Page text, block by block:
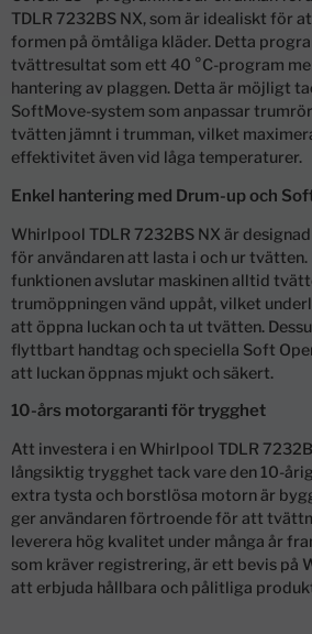
TDLR 7232BS NX, som är idealiskt för
formen på ömtåliga kläder. Detta
tvättresultat som ett 40 °C-program
hantering av plaggen. Detta är möjligt
SoftMove-system som anpassar
tvätten jämnt i trumman, vilket
effektivitet även vid låga temperaturer.
Enkel hantering med Drum-up och
Whirlpool TDLR 7232BS NX är
för användaren att lasta i och ur tvätten.
funktionen avslutar maskinen alltid
trumöppningen vänd uppåt, vilket
att öppna luckan och ta ut tvätten.
flyttbart handtag och speciella Soft
att luckan öppnas mjukt och säkert.
10-års motorgaranti för trygghet
Att investera i en Whirlpool TDLR
långsiktig trygghet tack vare den 10-
extra tysta och borstlösa motorn är
ger användaren förtroende för att
leverera hög kvalitet under många år
som kräver registrering, är ett bevis på
att erbjuda hållbara och pålitliga